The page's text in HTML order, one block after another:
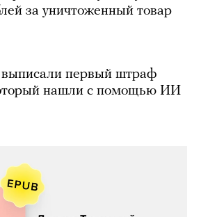
за уничтоженный товар
первый штраф
нашли с помощью ИИ